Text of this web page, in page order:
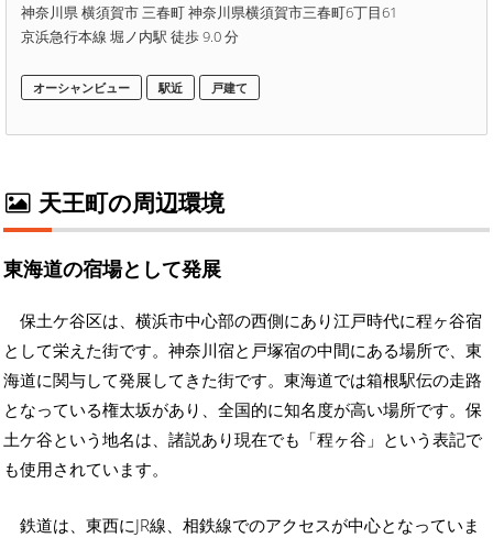
神奈川県 横須賀市 三春町 神奈川県横須賀市三春町6丁目61
京浜急行本線 堀ノ内駅 徒歩 9.0 分
オーシャンビュー 駅近 戸建て
天王町の周辺環境
東海道の宿場として発展
保土ケ谷区は、横浜市中心部の西側にあり江戸時代に程ヶ谷宿
として栄えた街です。神奈川宿と戸塚宿の中間にある場所で、東
海道に関与して発展してきた街です。東海道では箱根駅伝の走路
となっている権太坂があり、全国的に知名度が高い場所です。保
土ケ谷という地名は、諸説あり現在でも「程ヶ谷」という表記で
も使用されています。
鉄道は、東西にJR線、相鉄線でのアクセスが中心となっていま